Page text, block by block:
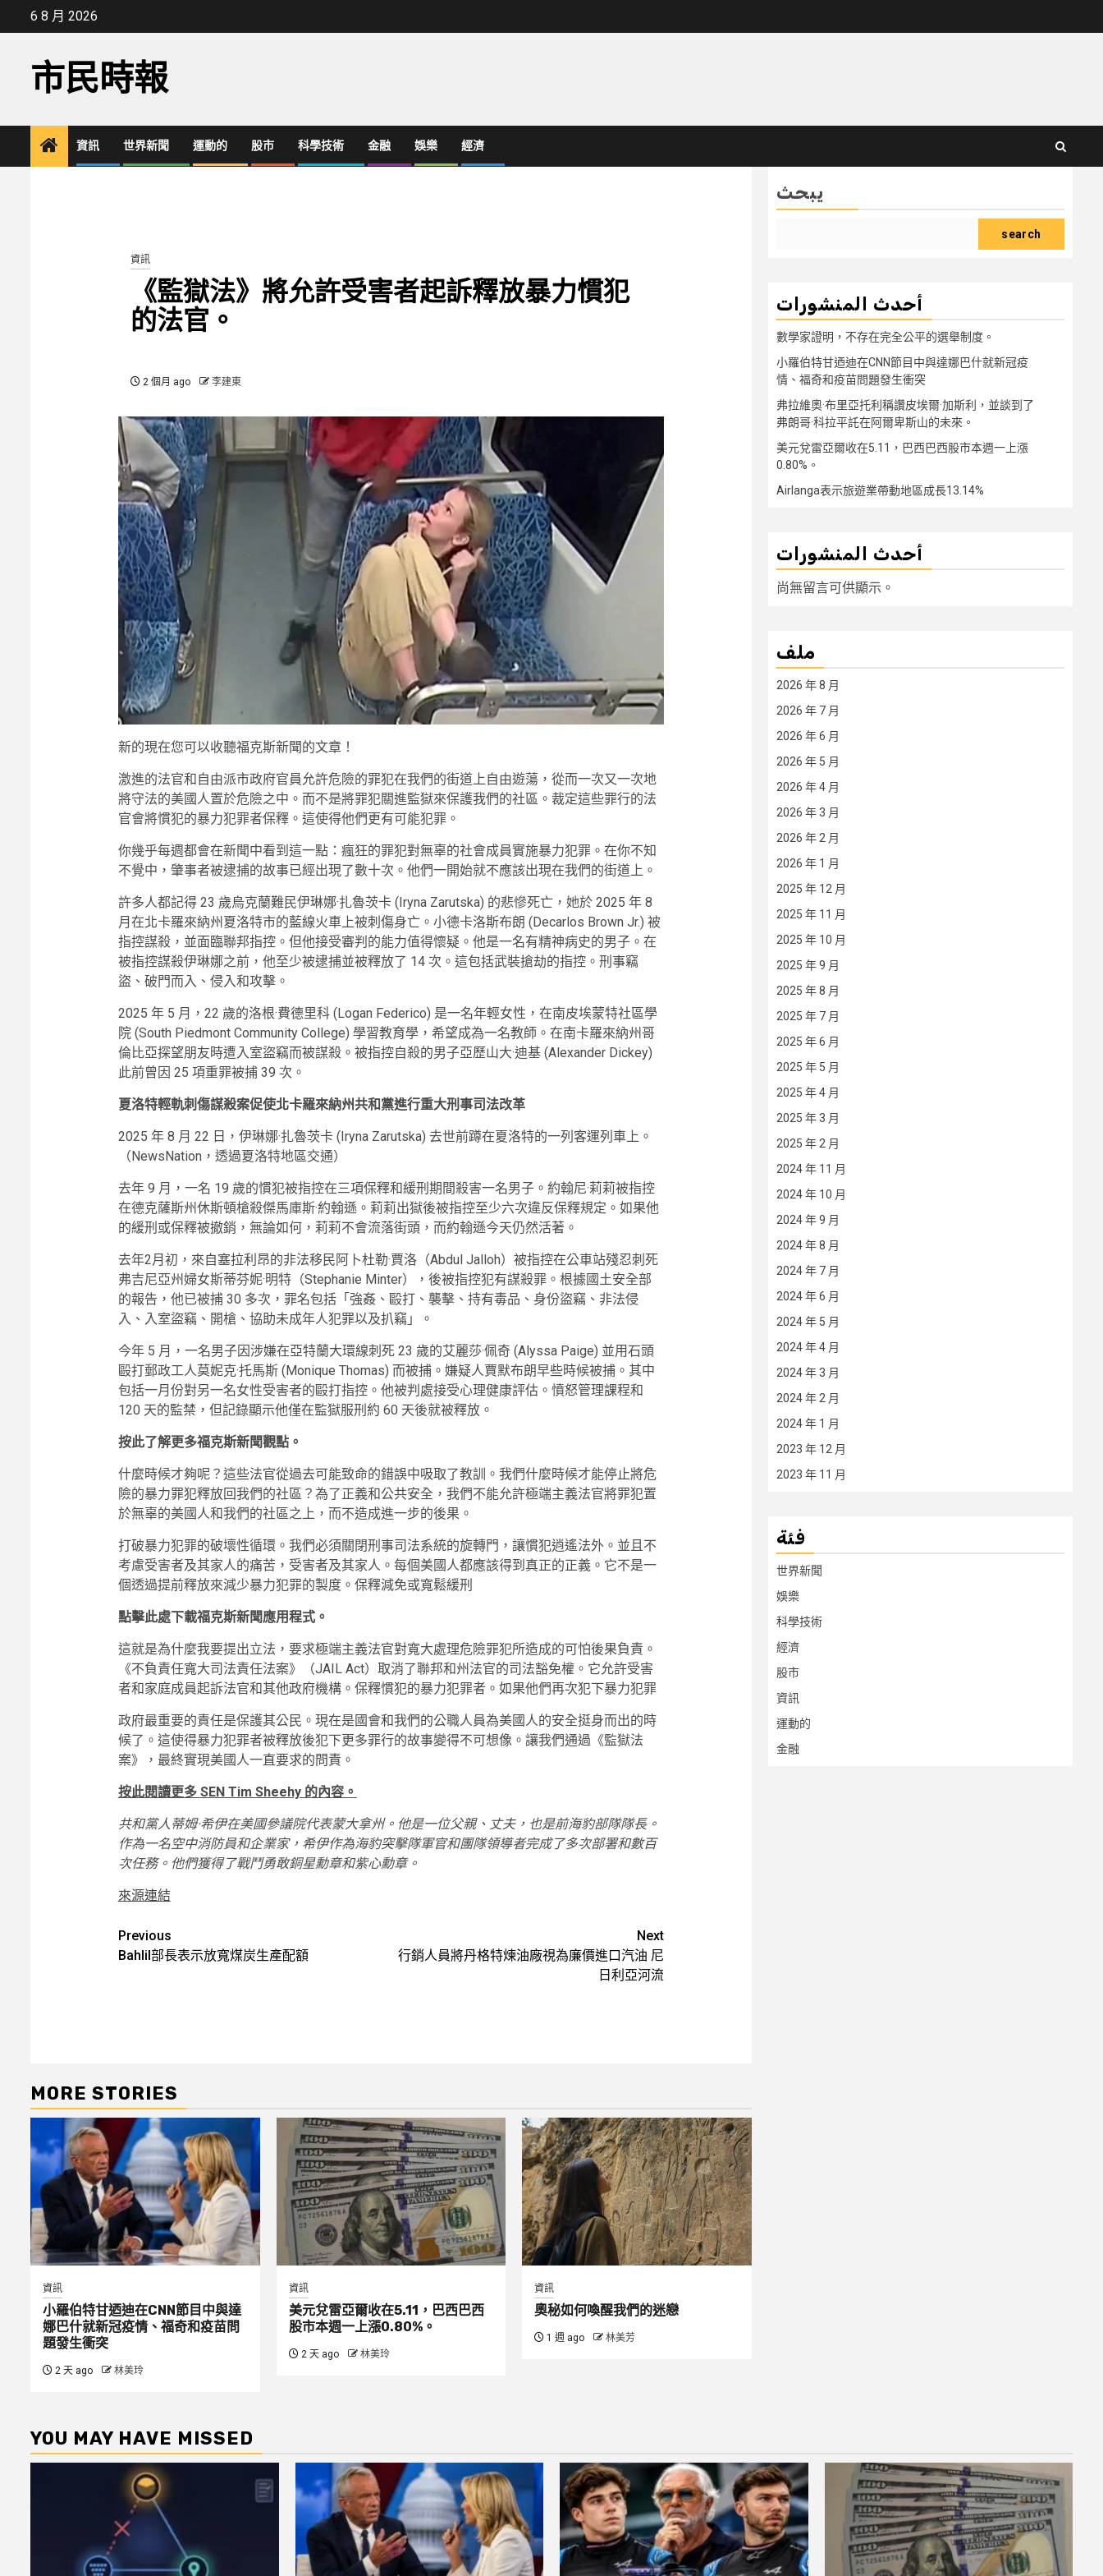
6 8 月 2026
市民時報
資訊 世界新聞 運動的 股市 科學技術 金融 娛樂 經濟
資訊
《監獄法》將允許受害者起訴釋放暴力慣犯
的法官。
2 個月 ago 李建東
新的現在您可以收聽福克斯新聞的文章！
激進的法官和自由派市政府官員允許危險的罪犯在我們的街道上自由遊蕩，從而一次又一次地
將守法的美國人置於危險之中。而不是將罪犯關進監獄來保護我們的社區。裁定這些罪行的法
官會將慣犯的暴力犯罪者保釋。這使得他們更有可能犯罪。
你幾乎每週都會在新聞中看到這一點：瘋狂的罪犯對無辜的社會成員實施暴力犯罪。在你不知
不覺中，肇事者被逮捕的故事已經出現了數十次。他們一開始就不應該出現在我們的街道上。
許多人都記得 23 歲烏克蘭難民伊琳娜·扎魯茨卡 (Iryna Zarutska) 的悲慘死亡，她於 2025 年 8
月在北卡羅來納州夏洛特市的藍線火車上被刺傷身亡。小德卡洛斯布朗 (Decarlos Brown Jr.) 被
指控謀殺，並面臨聯邦指控。但他接受審判的能力值得懷疑。他是一名有精神病史的男子。在
被指控謀殺伊琳娜之前，他至少被逮捕並被釋放了 14 次。這包括武裝搶劫的指控。刑事竊
盜、破門而入、侵入和攻擊。
2025 年 5 月，22 歲的洛根·費德里科 (Logan Federico) 是一名年輕女性，在南皮埃蒙特社區學
院 (South Piedmont Community College) 學習教育學，希望成為一名教師。在南卡羅來納州哥
倫比亞探望朋友時遭入室盜竊而被謀殺。被指控自殺的男子亞歷山大·迪基 (Alexander Dickey)
此前曾因 25 項重罪被捕 39 次。
夏洛特輕軌刺傷謀殺案促使北卡羅來納州共和黨進行重大刑事司法改革
2025 年 8 月 22 日，伊琳娜·扎魯茨卡 (Iryna Zarutska) 去世前蹲在夏洛特的一列客運列車上。
（NewsNation，透過夏洛特地區交通）
去年 9 月，一名 19 歲的慣犯被指控在三項保釋和緩刑期間殺害一名男子。約翰尼·莉莉被指控
在德克薩斯州休斯頓槍殺傑馬庫斯·約翰遜。莉莉出獄後被指控至少六次違反保釋規定。如果他
的緩刑或保釋被撤銷，無論如何，莉莉不會流落街頭，而約翰遜今天仍然活著。
去年2月初，來自塞拉利昂的非法移民阿卜杜勒·賈洛（Abdul Jalloh）被指控在公車站殘忍刺死
弗吉尼亞州婦女斯蒂芬妮·明特（Stephanie Minter），後被指控犯有謀殺罪。根據國土安全部
的報告，他已被捕 30 多次，罪名包括「強姦、毆打、襲擊、持有毒品、身份盜竊、非法侵
入、入室盜竊、開槍、協助未成年人犯罪以及扒竊」。
今年 5 月，一名男子因涉嫌在亞特蘭大環線刺死 23 歲的艾麗莎·佩奇 (Alyssa Paige) 並用石頭
毆打郵政工人莫妮克·托馬斯 (Monique Thomas) 而被捕。嫌疑人賈默布朗早些時候被捕。其中
包括一月份對另一名女性受害者的毆打指控。他被判處接受心理健康評估。憤怒管理課程和
120 天的監禁，但記錄顯示他僅在監獄服刑約 60 天後就被釋放。
按此了解更多福克斯新聞觀點。
什麼時候才夠呢？這些法官從過去可能致命的錯誤中吸取了教訓。我們什麼時候才能停止將危
險的暴力罪犯釋放回我們的社區？為了正義和公共安全，我們不能允許極端主義法官將罪犯置
於無辜的美國人和我們的社區之上，而不造成進一步的後果。
打破暴力犯罪的破壞性循環。我們必須關閉刑事司法系統的旋轉門，讓慣犯逍遙法外。並且不
考慮受害者及其家人的痛苦，受害者及其家人。每個美國人都應該得到真正的正義。它不是一
個透過提前釋放來減少暴力犯罪的製度。保釋減免或寬鬆緩刑
點擊此處下載福克斯新聞應用程式。
這就是為什麼我要提出立法，要求極端主義法官對寬大處理危險罪犯所造成的可怕後果負責。
《不負責任寬大司法責任法案》（JAIL Act）取消了聯邦和州法官的司法豁免權。它允許受害
者和家庭成員起訴法官和其他政府機構。保釋慣犯的暴力犯罪者。如果他們再次犯下暴力犯罪
政府最重要的責任是保護其公民。現在是國會和我們的公職人員為美國人的安全挺身而出的時
候了。這使得暴力犯罪者被釋放後犯下更多罪行的故事變得不可想像。讓我們通過《監獄法
案》，最終實現美國人一直要求的問責。
按此閱讀更多 SEN Tim Sheehy 的內容。
共和黨人蒂姆·希伊在美國參議院代表蒙大拿州。他是一位父親、丈夫，也是前海豹部隊隊長。
作為一名空中消防員和企業家，希伊作為海豹突擊隊軍官和團隊領導者完成了多次部署和數百
次任務。他們獲得了戰鬥勇敢銅星勳章和紫心勳章。
來源連結
Post
navigation
Previous
Bahlil部長表示放寬煤炭生產配額
Next
行銷人員將丹格特煉油廠視為廉價進口汽油 尼
日利亞河流
MORE STORIES
資訊
小羅伯特甘迺迪在CNN節目中與達
娜巴什就新冠疫情、福奇和疫苗問
題發生衝突
2 天 ago 林美玲
資訊
美元兌雷亞爾收在5.11，巴西巴西
股市本週一上漲0.80%。
2 天 ago 林美玲
資訊
奧秘如何喚醒我們的迷戀
1 週 ago 林美芳
يبحث
search
أحدث المنشورات
數學家證明，不存在完全公平的選舉制度。
小羅伯特甘迺迪在CNN節目中與達娜巴什就新冠疫
情、福奇和疫苗問題發生衝突
弗拉維奧·布里亞托利稱讚皮埃爾·加斯利，並談到了
弗朗哥·科拉平託在阿爾卑斯山的未來。
美元兌雷亞爾收在5.11，巴西巴西股市本週一上漲
0.80%。
Airlanga表示旅遊業帶動地區成長13.14%
أحدث المنشورات
尚無留言可供顯示。
ملف
2026 年 8 月
2026 年 7 月
2026 年 6 月
2026 年 5 月
2026 年 4 月
2026 年 3 月
2026 年 2 月
2026 年 1 月
2025 年 12 月
2025 年 11 月
2025 年 10 月
2025 年 9 月
2025 年 8 月
2025 年 7 月
2025 年 6 月
2025 年 5 月
2025 年 4 月
2025 年 3 月
2025 年 2 月
2024 年 11 月
2024 年 10 月
2024 年 9 月
2024 年 8 月
2024 年 7 月
2024 年 6 月
2024 年 5 月
2024 年 4 月
2024 年 3 月
2024 年 2 月
2024 年 1 月
2023 年 12 月
2023 年 11 月
فئة
世界新聞
娛樂
科學技術
經濟
股市
資訊
運動的
金融
YOU MAY HAVE MISSED